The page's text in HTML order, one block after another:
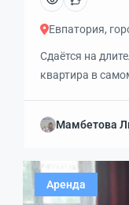
Евпатория,
Сдаётся на
квартира в
два
развязка,
Фрунзе 15 минут.
Мамбетова
Аренда